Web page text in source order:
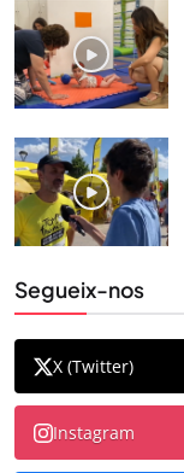
Segueix-nos
X (Twitter)
Instagram